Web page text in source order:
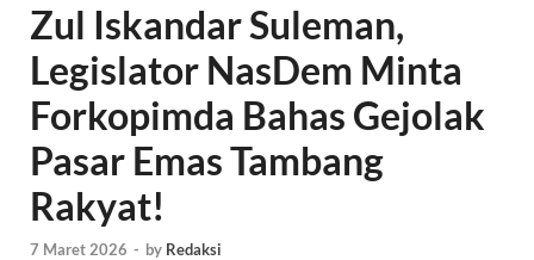
Zul Iskandar Suleman,
Legislator NasDem Minta
Forkopimda Bahas Gejolak
Pasar Emas Tambang
Rakyat!
7 Maret 2026 - by Redaksi